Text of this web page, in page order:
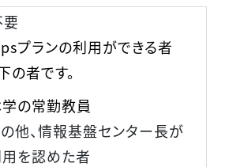
要
プランの利用ができる者
の者です。
の常勤教員
他、情報基盤センター長が
を認めた者